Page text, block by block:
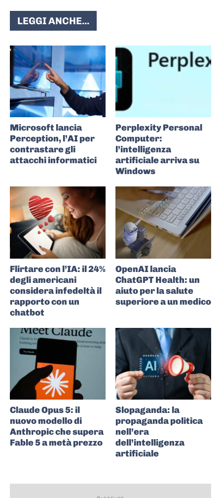
LEGGI ANCHE...
Microsoft lancia
Perception, l’AI per
contrastare gli
attacchi informatici
Perplexity Personal
Computer:
l’intelligenza
artificiale arriva su
Windows
Flirtare con l’IA: il 24%
degli americani
considera infedeltà il
rapporto con un
chatbot
OpenAI lancia
ChatGPT Health: un
aiuto per la salute
superiore a un medico
Claude Opus 5: il
nuovo modello di
Anthropic che supera
Fable 5 a metà prezzo
Slopaganda: la
propaganda politica
nell’era
dell’intelligenza
artificiale